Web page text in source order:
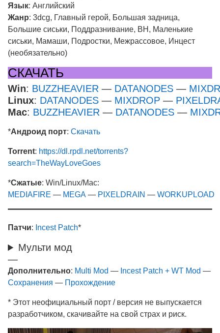
Язык: Английский
Жанр: 3dcg, Главный герой, Большая задница,
Большие сиськи, Поддразнивание, ВН, Маленькие
сиськи, Мамаши, Подростки, Межрассовое, Инцест
(необязательно)
СКАЧАТЬ
Win: BUZZHEAVIER — DATANODES —
Linux: DATANODES — MIXDROP —
Mac: BUZZHEAVIER — DATANODES —
*Андроид порт: Скачать
Torrent: https://dl.rpdl.net/torrents?
search=TheWayLoveGoes
*Сжатые: Win/Linux/Mac:
MEDIAFIRE — MEGA — PIXELDRAIN — WORKUPLOAD
Патчи: Incest Patch*
Мульти мод
—
Дополнительно: Multi Mod — Incest Patch + WT Mod —
Сохранения — Прохождение
* Этот неофициальный порт / версия не выпускается
разработчиком, скачивайте на свой страх и риск.